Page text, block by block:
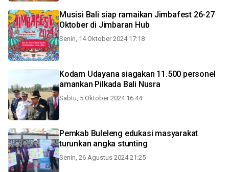
Musisi Bali siap ramaikan Jimbafest 26-27
Oktober di Jimbaran Hub
Senin, 14 Oktober 2024 17:18
Kodam Udayana siagakan 11.500 personel
amankan Pilkada Bali Nusra
Sabtu, 5 Oktober 2024 16:44
Pemkab Buleleng edukasi masyarakat
turunkan angka stunting
Senin, 26 Agustus 2024 21:25